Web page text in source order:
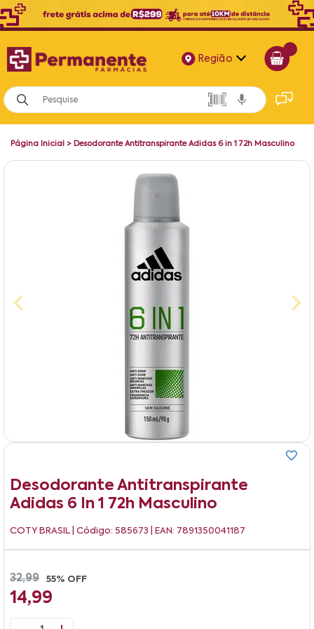
Região
Alagoas
Bahia
Página Inicial > Desodorante Antitranspirante Adidas 6 in 1 72h Masculino
Desodorante Antitranspirante
Adidas 6 In 1 72h Masculino
COTY BRASIL | Código: 585673 | EAN: 7891350041187
32,99 55% OFF
14,99